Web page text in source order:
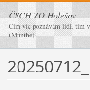
ČSCH ZO Holešov
Čím víc poznávám lidi, tím
(Munthe)